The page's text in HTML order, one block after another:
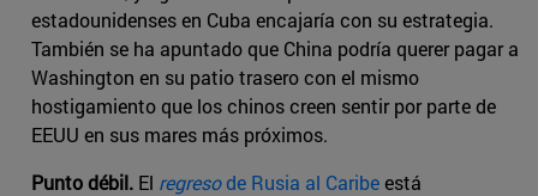
estadounidenses en Cuba encajaría con su estrategia.
También se ha apuntado que China podría querer pagar a
Washington en su patio trasero con el mismo
hostigamiento que los chinos creen sentir por parte de
EEUU en sus mares más próximos.
Punto débil. El regresode Rusia al Caribeestá